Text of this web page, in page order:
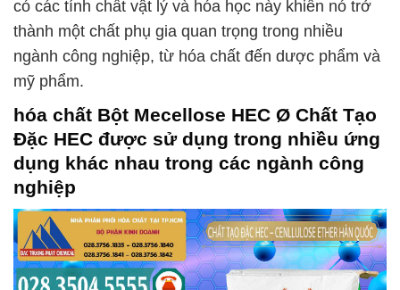
có các tính chất vật lý và hóa học này khiến nó trở
thành một chất phụ gia quan trọng trong nhiều
ngành công nghiệp, từ hóa chất đến dược phẩm và
mỹ phẩm.
hóa chất Bột Mecellose HEC Ø Chất Tạo
Đặc HEC được sử dụng trong nhiều ứng
dụng khác nhau trong các ngành công
nghiệp